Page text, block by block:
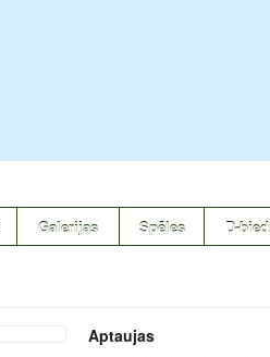
Galerijas Spēles D-
Aptaujas